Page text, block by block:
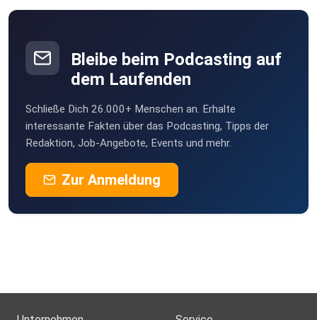
Über Julien Figur:
dreizehn Jahre Erfahrung in der Mobilitätsbranche
gesammelt. In
dem Podcast „Zweibahnstrasse - Mobilität der Zukunft“
möchte er
seine Erfahrungen und sein Wissen aus der Branche
weitergeben.
Bleibe beim Podcasting auf
dem Laufenden
Schließe Dich 26.000+ Menschen an. Erhalte
interessante Fakten über das Podcasting, Tipps der
Redaktion, Job-Angebote, Events und mehr.
Zur Anmeldung